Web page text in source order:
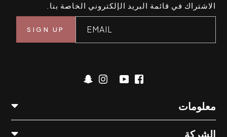
الاشتراك في قائمة البريد الإلكتروني الخاصة بنا.
EMAIL
معلومات
الشركة